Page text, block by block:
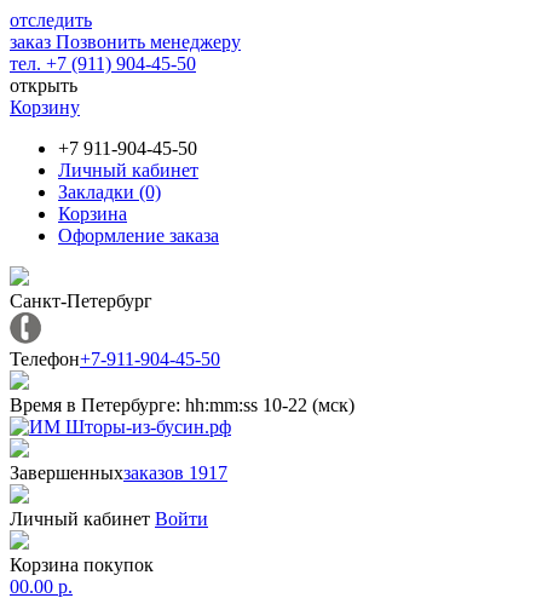
отследить
заказ Позвонить менеджеру
тел. +7 (911) 904-45-50
открыть
Корзину
+7 911-904-45-50
Личный кабинет
Закладки (0)
Корзина
Оформление заказа
Санкт-Петербург
Телефон+7-911-904-45-50
Время в Петербурге: hh:mm:ss 10-22 (мск)
Завершенныхзаказов 1917
Личный кабинет Войти
Корзина покупок
00.00 р.